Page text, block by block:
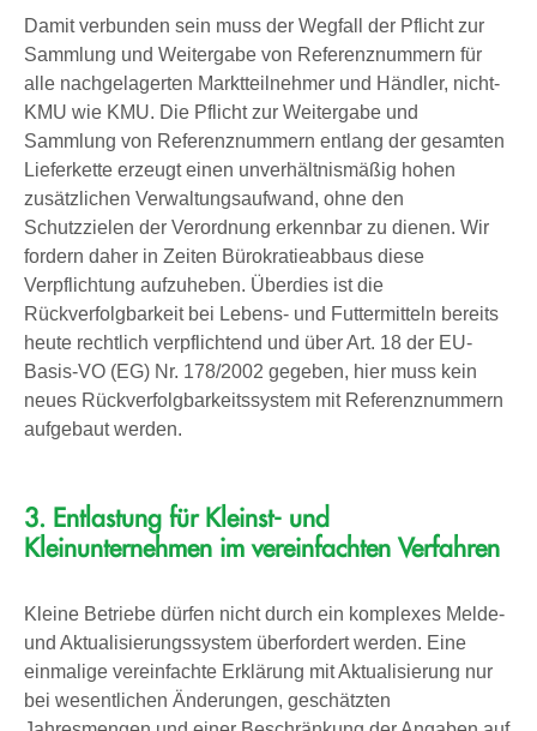
Damit verbunden sein muss der Wegfall der Pflicht zur
Sammlung und Weitergabe von Referenznummern für
alle nachgelagerten Marktteilnehmer und Händler, nicht-
KMU wie KMU. Die Pflicht zur Weitergabe und
Sammlung von Referenznummern entlang der gesamten
Lieferkette erzeugt einen unverhältnismäßig hohen
zusätzlichen Verwaltungsaufwand, ohne den
Schutzzielen der Verordnung erkennbar zu dienen. Wir
fordern daher in Zeiten Bürokratieabbaus diese
Verpflichtung aufzuheben. Überdies ist die
Rückverfolgbarkeit bei Lebens- und Futtermitteln bereits
heute rechtlich verpflichtend und über Art. 18 der EU-
Basis-VO (EG) Nr. 178/2002 gegeben, hier muss kein
neues Rückverfolgbarkeitssystem mit Referenznummern
aufgebaut werden.
3. Entlastung für Kleinst- und
Kleinunternehmen im vereinfachten Verfahren
Kleine Betriebe dürfen nicht durch ein komplexes Melde-
und Aktualisierungssystem überfordert werden. Eine
einmalige vereinfachte Erklärung mit Aktualisierung nur
bei wesentlichen Änderungen, geschätzten